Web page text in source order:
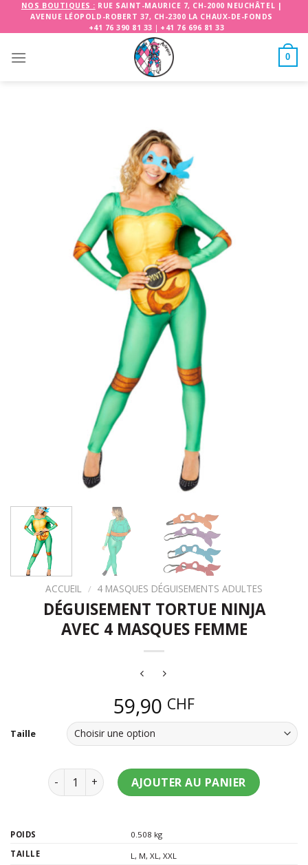
NOS BOUTIQUES : RUE SAINT-MAURICE 7, CH-2000 NEUCHÂTEL |
AVENUE LÉOPOLD-ROBERT 37, CH-2300 LA CHAUX-DE-FONDS
+41 76 390 81 33 | +41 76 696 81 33
0
ACCUEIL / 4 MASQUES DÉGUISEMENTS ADULTES
DÉGUISEMENT TORTUE NINJA
AVEC 4 MASQUES FEMME
59,90 CHF
Taille
quantité de Déguisement Tortue Ninja avec 4
AJOUTER AU PANIER
POIDS
0.508 kg
TAILLE
L, M, XL, XXL